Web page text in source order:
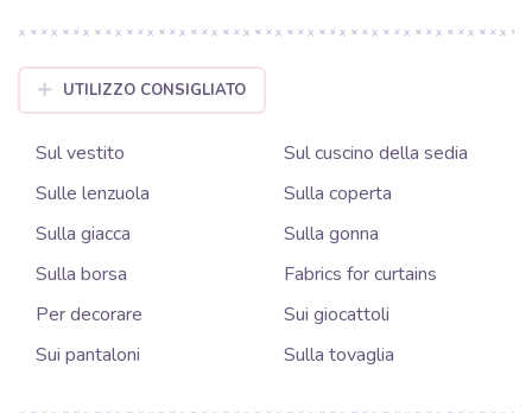
UTILIZZO CONSIGLIATO
Sul vestito
Sul cuscino della sedia
Sulle lenzuola
Sulla coperta
Sulla giacca
Sulla gonna
Sulla borsa
Fabrics for curtains
Per decorare
Sui giocattoli
Sui pantaloni
Sulla tovaglia